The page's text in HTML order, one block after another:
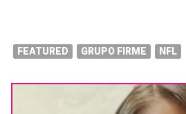
FEATURED GRUPO FIRME NFL